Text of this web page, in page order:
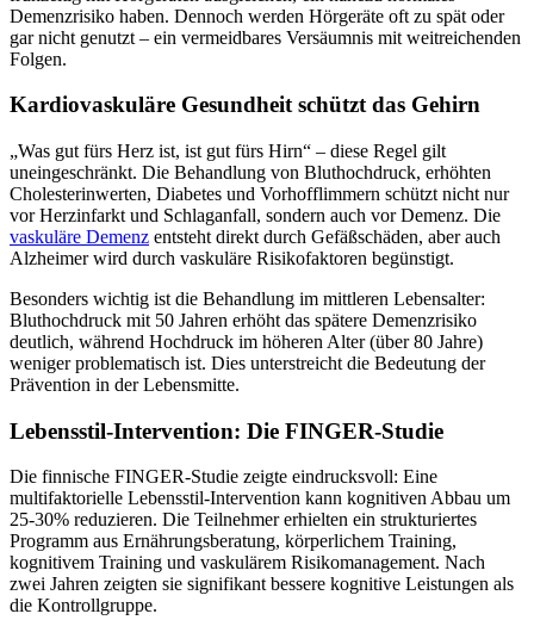
Demenzrisiko haben. Dennoch werden Hörgeräte oft zu spät oder
gar nicht genutzt – ein vermeidbares Versäumnis mit weitreichenden
Folgen.
Kardiovaskuläre Gesundheit schützt das Gehirn
„Was gut fürs Herz ist, ist gut fürs Hirn“ – diese Regel gilt
uneingeschränkt. Die Behandlung von Bluthochdruck, erhöhten
Cholesterinwerten, Diabetes und Vorhofflimmern schützt nicht nur
vor Herzinfarkt und Schlaganfall, sondern auch vor Demenz. Die
vaskuläre Demenz entsteht direkt durch Gefäßschäden, aber auch
Alzheimer wird durch vaskuläre Risikofaktoren begünstigt.
Besonders wichtig ist die Behandlung im mittleren Lebensalter:
Bluthochdruck mit 50 Jahren erhöht das spätere Demenzrisiko
deutlich, während Hochdruck im höheren Alter (über 80 Jahre)
weniger problematisch ist. Dies unterstreicht die Bedeutung der
Prävention in der Lebensmitte.
Lebensstil-Intervention: Die FINGER-Studie
Die finnische FINGER-Studie zeigte eindrucksvoll: Eine
multifaktorielle Lebensstil-Intervention kann kognitiven Abbau um
25-30% reduzieren. Die Teilnehmer erhielten ein strukturiertes
Programm aus Ernährungsberatung, körperlichem Training,
kognitivem Training und vaskulärem Risikomanagement. Nach
zwei Jahren zeigten sie signifikant bessere kognitive Leistungen als
die Kontrollgruppe.